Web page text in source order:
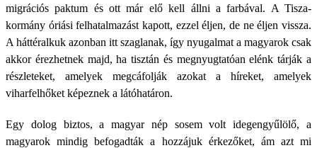
migrációs paktum és ott már elő kell állni a farbával. A Tisza-
kormány óriási felhatalmazást kapott, ezzel éljen, de ne éljen vissza.
A háttéralkuk azonban itt szaglanak, így nyugalmat a magyarok csak
akkor érezhetnek majd, ha tisztán és megnyugtatóan elénk tárják a
részleteket, amelyek megcáfolják azokat a híreket, amelyek
viharfelhőket képeznek a látóhatáron.
Egy dolog biztos, a magyar nép sosem volt idegengyűlölő, a
magyarok mindig befogadták a hozzájuk érkezőket, ám azt mi